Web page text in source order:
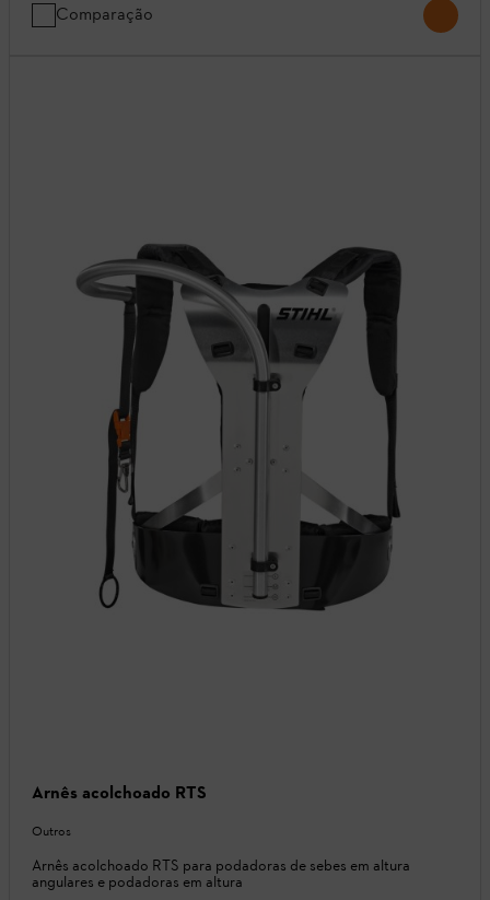
Comparação
Arnês acolchoado RTS
Outros
Arnês acolchoado RTS para podadoras de sebes em altura
angulares e podadoras em altura